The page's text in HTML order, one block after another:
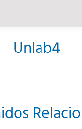
Unlab4